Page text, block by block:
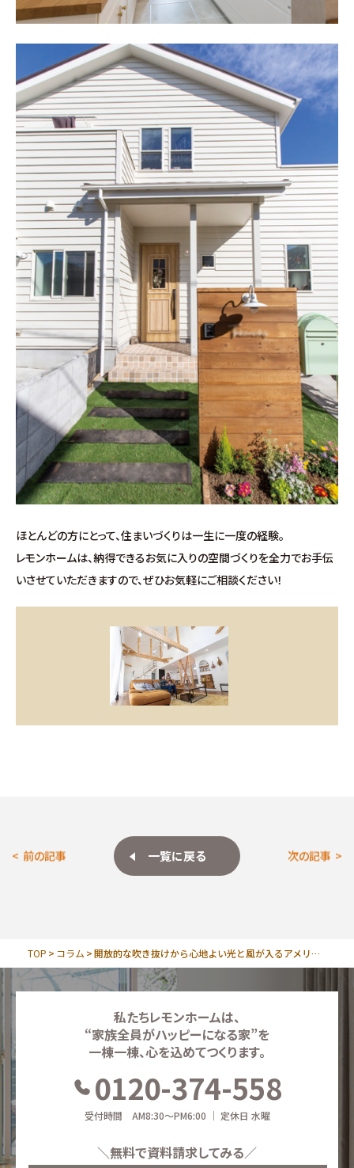
ほとんどの方にとって、住まいづくりは一生に一度の経験。
レモンホームは、納得できるお気に入りの空間づくりを全力でお手伝
いさせていただきますので、ぜひお気軽にご相談ください！
前の記事 一覧に戻る 次の記事
TOP コラム 開放的な吹き抜けから心地よい光と風が入るアメリカンカントリーの住まい
私たちレモンホームは、
“家族全員がハッピーになる家”を
一棟一棟、心を込めてつくります。
0120-374-558
受付時間 AM8:30～PM6:00 ｜ 定休日 水曜
＼無料で資料請求してみる／